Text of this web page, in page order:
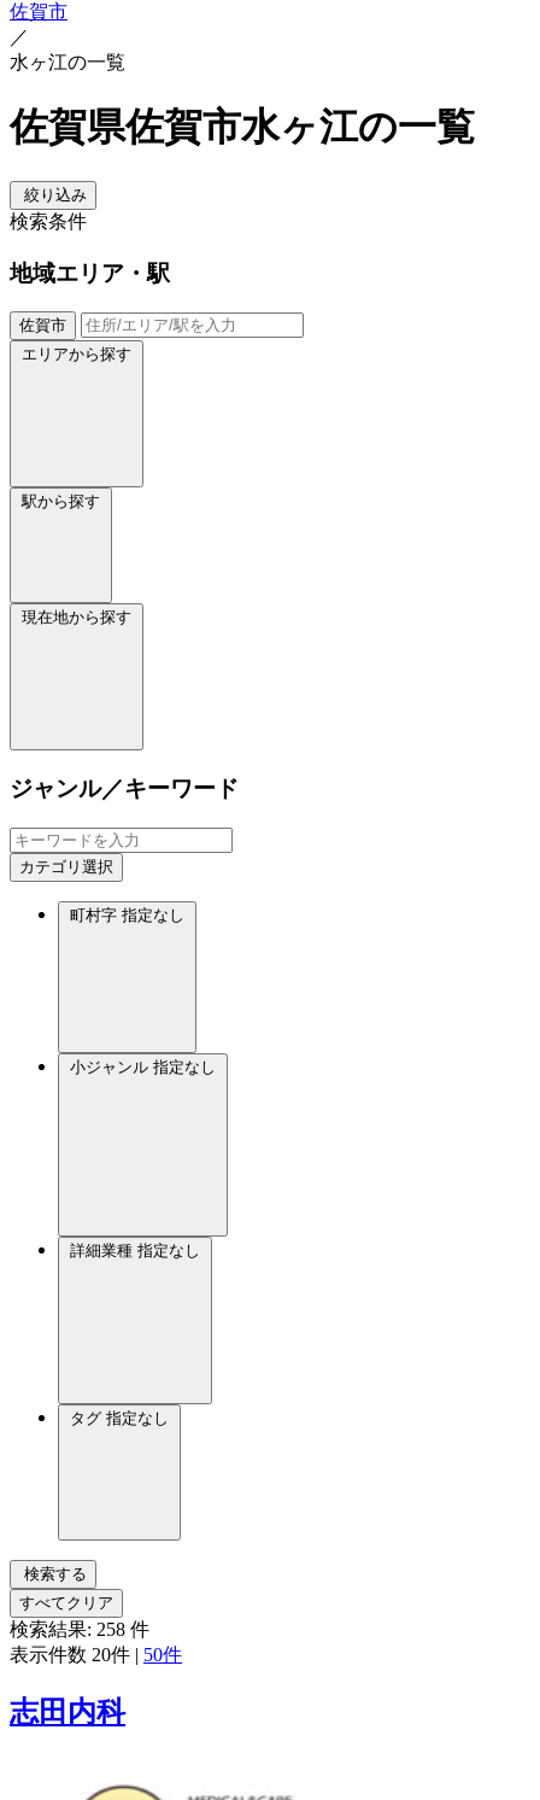
佐賀市
／
水ヶ江の一覧
佐賀県佐賀市水ヶ江の一覧
絞り込み
検索条件
地域エリア・駅
佐賀市
エリアから探す
駅から探す
現在地から探す
ジャンル／キーワード
カテゴリ選択
町村字 指定なし
小ジャンル 指定なし
詳細業種 指定なし
タグ 指定なし
検索する
すべてクリア
検索結果: 258 件
表示件数 20件 | 50件
志田内科